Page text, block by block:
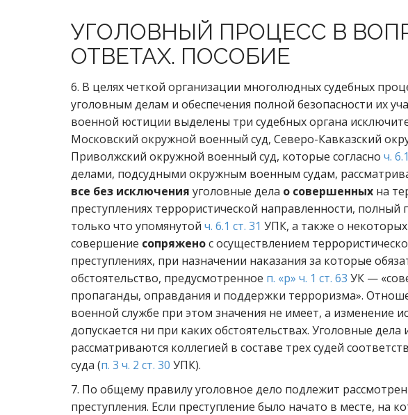
УГОЛОВНЫЙ ПРОЦЕСС В
ОТВЕТАХ. ПОСОБИЕ
6. В целях четкой организации многолюдных судебных
уголовным делам и обеспечения полной безопасности их
военной юстиции выделены три судебных органа
Московский окружной военный суд, Северо-Кавказский
Приволжский окружной военный суд, которые согласно ч.
делами, подсудными окружным военным судам,
все без исключения уголовные дела о совершенных на
преступлениях террористической направленности,
только что упомянутой ч. 6.1 ст. 31 УПК, а также о некоторых
совершение сопряженос осуществлением
преступлениях, при назначении наказания за которые
обстоятельство, предусмотренное п. «р» ч. 1 ст. 63 УК —
пропаганды, оправдания и поддержки терроризма».
военной службе при этом значения не имеет, а изменение
допускается ни при каких обстоятельствах. Уголовные
рассматриваются коллегией в составе трех судей
суда (п. 3 ч. 2 ст. 30 УПК).
7. По общему правилу уголовное дело подлежит
преступления. Если преступление было начато в месте, на